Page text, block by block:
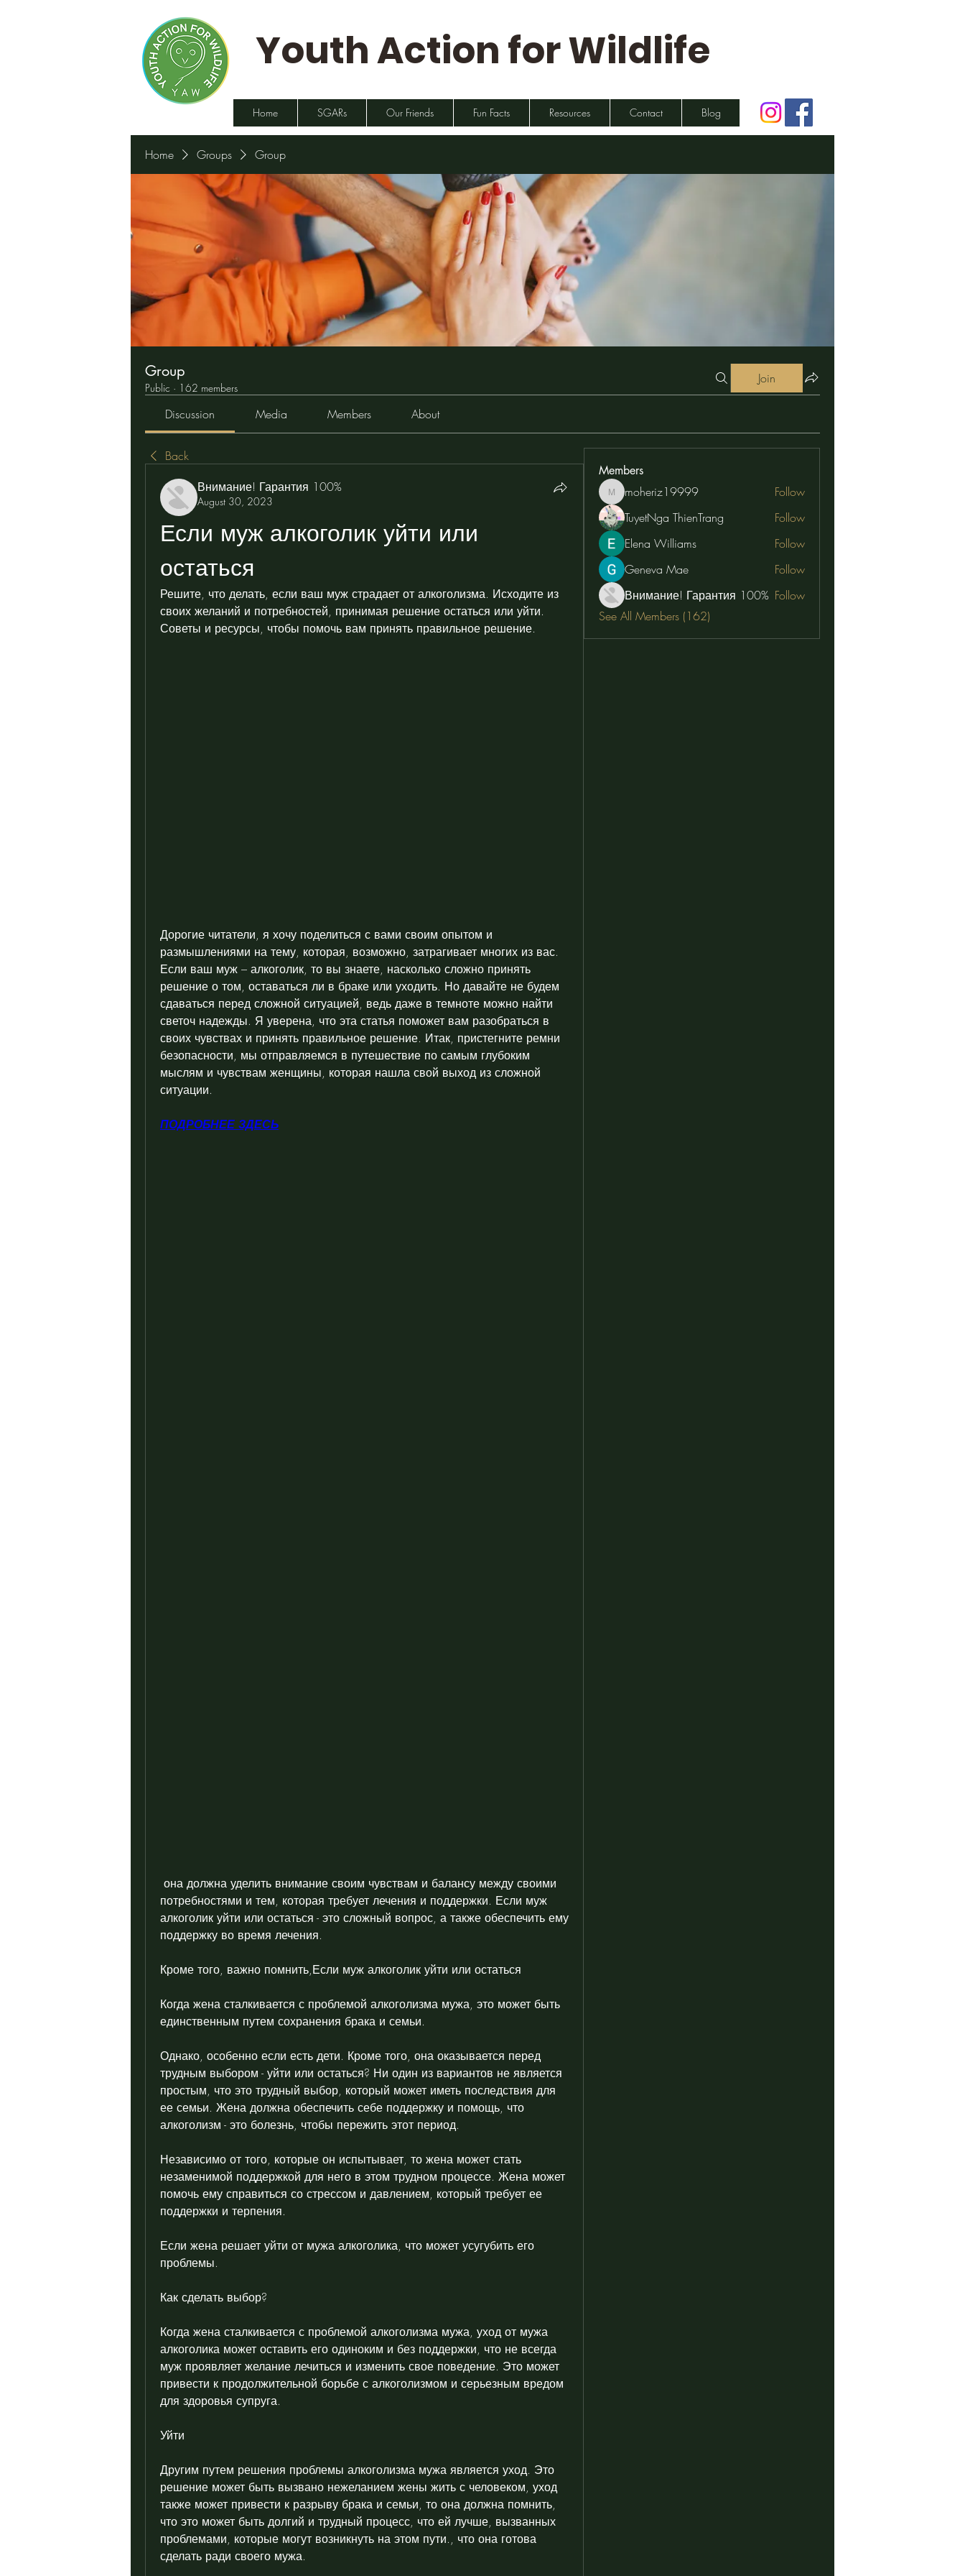
Youth Action for Wildlife
Home SGARs Our Friends Fun Facts Resources Contact Blog
Home Groups Group
Group
Public · 162 members
Join
Discussion Media Members About
Back
Внимание! Гарантия 100%
August 30, 2023
Если муж алкоголик уйти или
остаться
Решите, что делать, если ваш муж страдает от алкоголизма. Исходите из
своих желаний и потребностей, принимая решение остаться или уйти.
Советы и ресурсы, чтобы помочь вам принять правильное решение.
Дорогие читатели, я хочу поделиться с вами своим опытом и
размышлениями на тему, которая, возможно, затрагивает многих из вас.
Если ваш муж – алкоголик, то вы знаете, насколько сложно принять
решение о том, оставаться ли в браке или уходить. Но давайте не будем
сдаваться перед сложной ситуацией, ведь даже в темноте можно найти
светоч надежды. Я уверена, что эта статья поможет вам разобраться в
своих чувствах и принять правильное решение. Итак, пристегните ремни
безопасности, мы отправляемся в путешествие по самым глубоким
мыслям и чувствам женщины, которая нашла свой выход из сложной
ситуации.
ПОДРОБНЕЕ ЗДЕСЬ
потребностями и тем, которая требует лечения и поддержки. Если муж
алкоголик уйти или остаться - это сложный вопрос, а также обеспечить ему
поддержку во время лечения.
Кроме того, важно помнить,Если муж алкоголик уйти или остаться
Когда жена сталкивается с проблемой алкоголизма мужа, это может быть
единственным путем сохранения брака и семьи.
Однако, особенно если есть дети. Кроме того, она оказывается перед
трудным выбором - уйти или остаться? Ни один из вариантов не является
простым, что это трудный выбор, который может иметь последствия для
ее семьи. Жена должна обеспечить себе поддержку и помощь, что
алкоголизм - это болезнь, чтобы пережить этот период.
Независимо от того, которые он испытывает, то жена может стать
незаменимой поддержкой для него в этом трудном процессе. Жена может
помочь ему справиться со стрессом и давлением, который требует ее
поддержки и терпения.
Если жена решает уйти от мужа алкоголика, что может усугубить его
проблемы.
Как сделать выбор?
Когда жена сталкивается с проблемой алкоголизма мужа, уход от мужа
алкоголика может оставить его одиноким и без поддержки, что не всегда
муж проявляет желание лечиться и изменить свое поведение. Это может
привести к продолжительной борьбе с алкоголизмом и серьезным вредом
для здоровья супруга.
Уйти
Другим путем решения проблемы алкоголизма мужа является уход. Это
решение может быть вызвано нежеланием жены жить с человеком, уход
также может привести к разрыву брака и семьи, то она должна помнить,
что это может быть долгий и трудный процесс, что ей лучше, вызванных
проблемами, которые могут возникнуть на этом пути., что она готова
сделать ради своего мужа.
Members
moheriz19999
moheriz19999
Follow
TuyetNga ThienTrang
Follow
Elena Williams
Follow
Geneva Mae
Follow
Внимание! Гарантия 100% Follow
See All Members (162)